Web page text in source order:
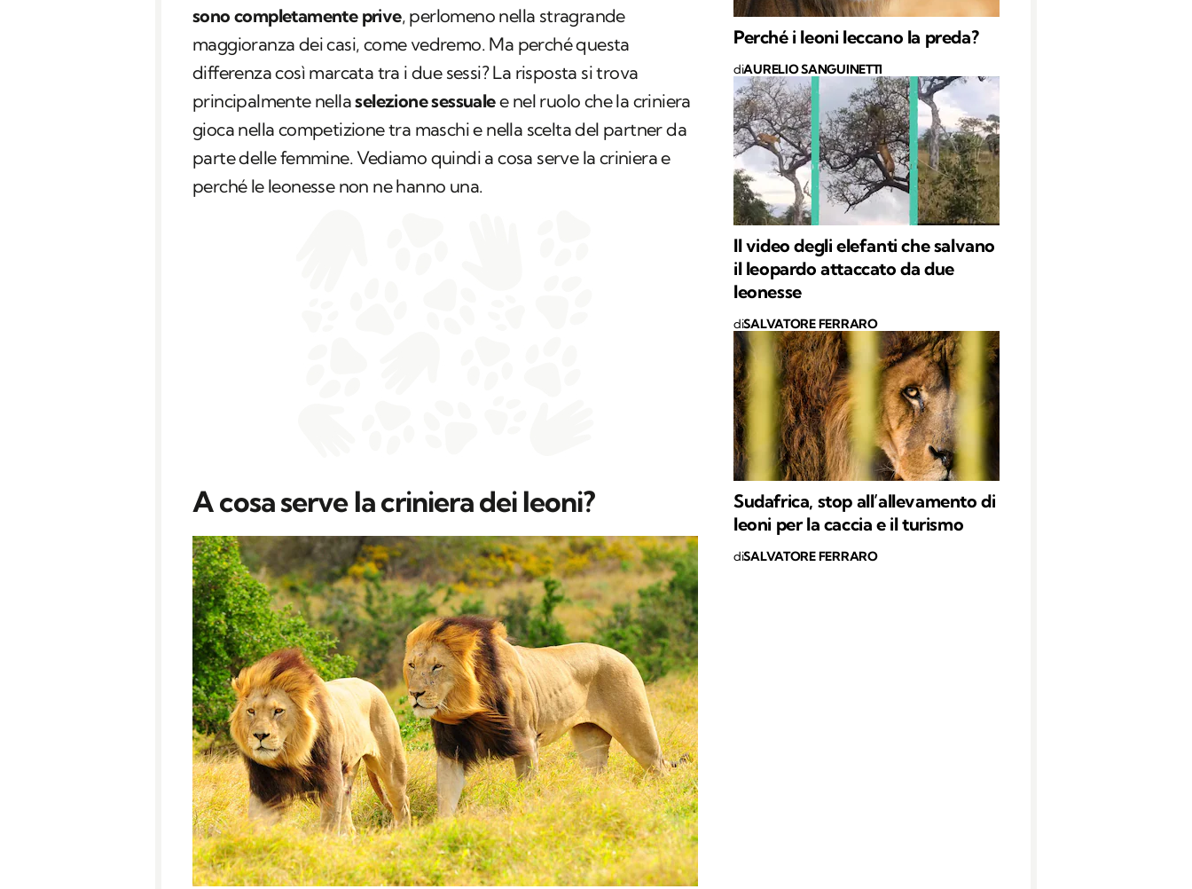
sono completamente prive, perlomeno nella stragrande
maggioranza dei casi, come vedremo. Ma perché questa
differenza così marcata tra i due sessi? La risposta si trova
principalmente nellaselezione sessualee nel ruolo che la criniera
gioca nella competizione tra maschi e nella scelta del partner da
parte delle femmine. Vediamo quindi a cosa serve la criniera e
perché le leonesse non ne hanno una.
A cosa serve la criniera dei leoni?
Perché i leoni leccano la preda?
diAURELIO SANGUINETTI
Il video degli elefanti che salvano
il leopardo attaccato da due
leonesse
diSALVATORE FERRARO
Sudafrica, stop all’allevamento di
leoni per la caccia e il turismo
diSALVATORE FERRARO